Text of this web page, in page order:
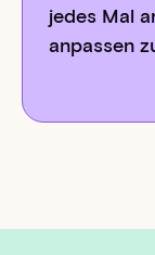
jedes Mal
anpassen